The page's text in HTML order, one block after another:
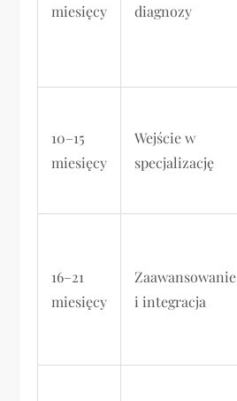
miesięcy
diagnozy
10–15
miesięcy
Wejście w
specjalizację
16–21
miesięcy
Zaawansowanie
i integracja